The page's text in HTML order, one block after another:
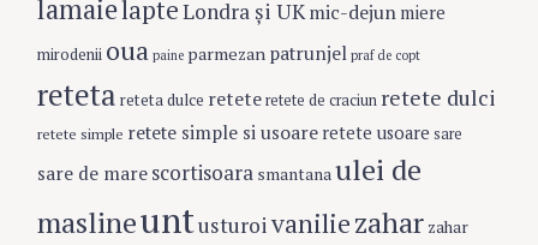
lamaielapteLondra şi UKmic-dejun miere
mirodenii oua paine parmezan patrunjel praf de copt
reteta reteta dulce reteteretete de craciun retete dulci
retete simple retete simple si usoare retete usoare sare
sare de mare scortisoara smantanaulei de
maslineuntusturoivaniliezahar zahar